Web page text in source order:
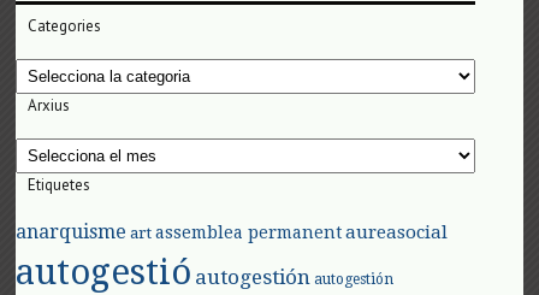
Categories
Categories
Arxius
Arxius
Etiquetes
anarquisme art assemblea permanent aureasocial
autogestió autogestión autogestión